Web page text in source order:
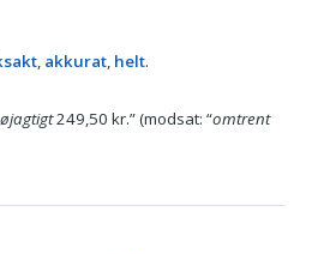
, akkurat, helt.
249,50 kr.” (modsat: “omtrent